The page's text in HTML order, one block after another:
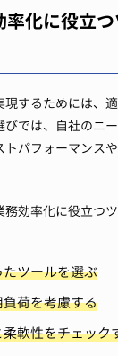
化に役立
するためには、
では、自社のニ
パフォーマンス
効率化に役立つ
ツールを選ぶ
荷を考慮する
軟性をチェック